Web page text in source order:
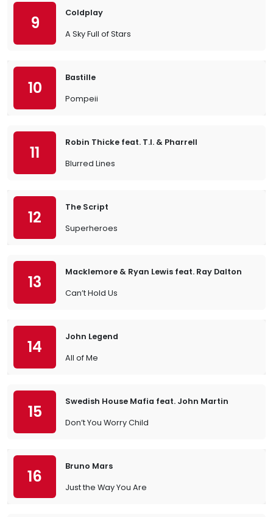
9
Coldplay
A Sky Full of Stars
10
Bastille
Pompeii
11
Robin Thicke feat. T.I. & Pharrell
Blurred Lines
12
The Script
Superheroes
13
Macklemore & Ryan Lewis feat. Ray Dalton
Can’t Hold Us
14
John Legend
All of Me
15
Swedish House Mafia feat. John Martin
Don’t You Worry Child
16
Bruno Mars
Just the Way You Are